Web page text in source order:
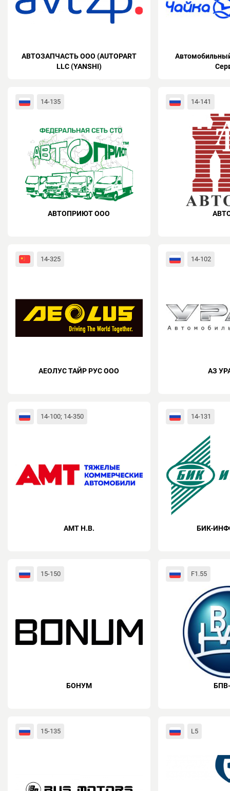
АВТОЗАПЧАСТЬ ООО (AUTOPART
LLC (YANSHI)
14-135
АВТОПРИЮТ ООО
14-141
14-325
АЕОЛУС ТАЙР РУС ООО
14-102
АЗ
14-100; 14-350
АМТ Н.В.
14-131
БИК-
15-150
БОНУМ
F1.55
15-135 L5